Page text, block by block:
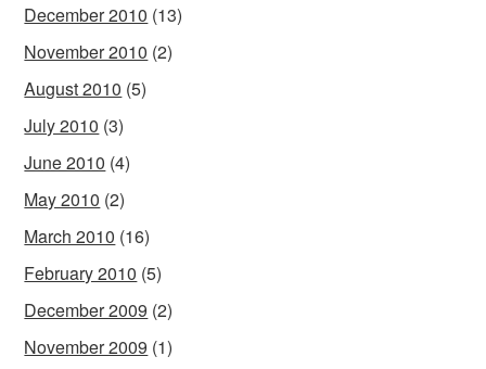
December 2010 (13)
November 2010 (2)
August 2010 (5)
July 2010 (3)
June 2010 (4)
May 2010 (2)
March 2010 (16)
February 2010 (5)
December 2009 (2)
November 2009 (1)